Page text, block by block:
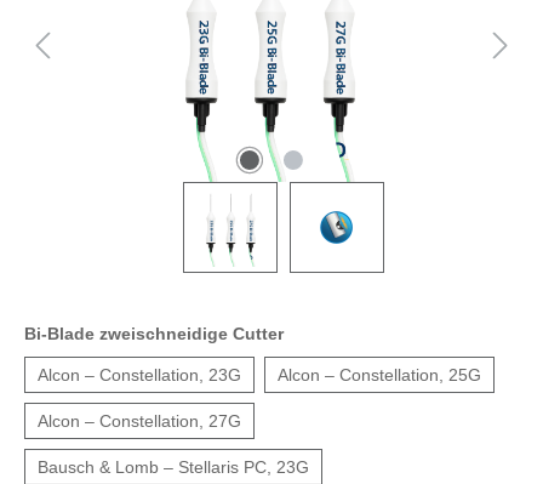
Bi-Blade zweischneidige Cutter
Alcon – Constellation, 23G Alcon – Constellation, 25G
Alcon – Constellation, 27G
Bausch & Lomb – Stellaris PC, 23G